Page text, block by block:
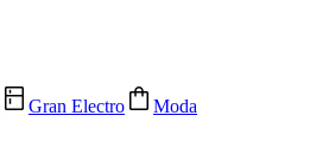
Gran Electro Moda